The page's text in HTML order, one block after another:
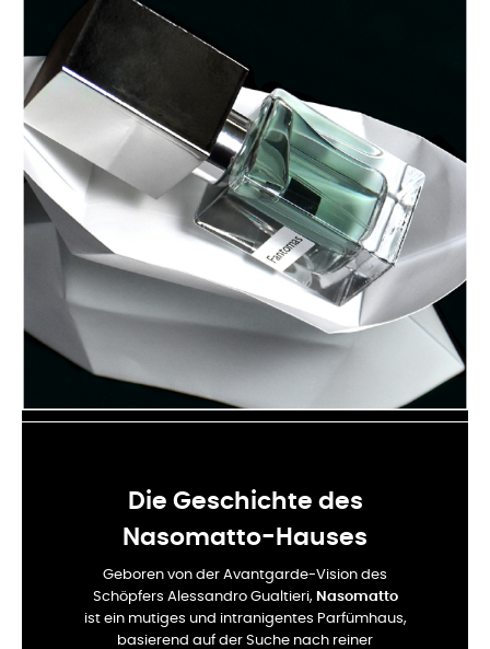
Die Geschichte des
Nasomatto-Hauses
Geboren von der Avantgarde-Vision des
Schöpfers Alessandro Gualtieri, Nasomatto
ist ein mutiges und intranigentes Parfümhaus,
basierend auf der Suche nach reiner